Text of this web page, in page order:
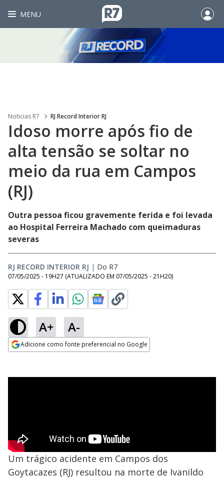
MENU
Noticias R7 RJ Record Interior RJ
Idoso morre após fio de
alta tensão se soltar no
meio da rua em Campos
(RJ)
Outra pessoa ficou gravemente ferida e foi levada
ao Hospital Ferreira Machado com queimaduras
severas
RJ RECORD INTERIOR RJ | Do R7
07/05/2025 - 19H27 (ATUALIZADO EM 07/05/2025 - 21H20)
A+ A-
Adicione como fonte preferencial no Google
Um trágico acidente em Campos dos
Goytacazes (RJ) resultou na morte de Ivanildo